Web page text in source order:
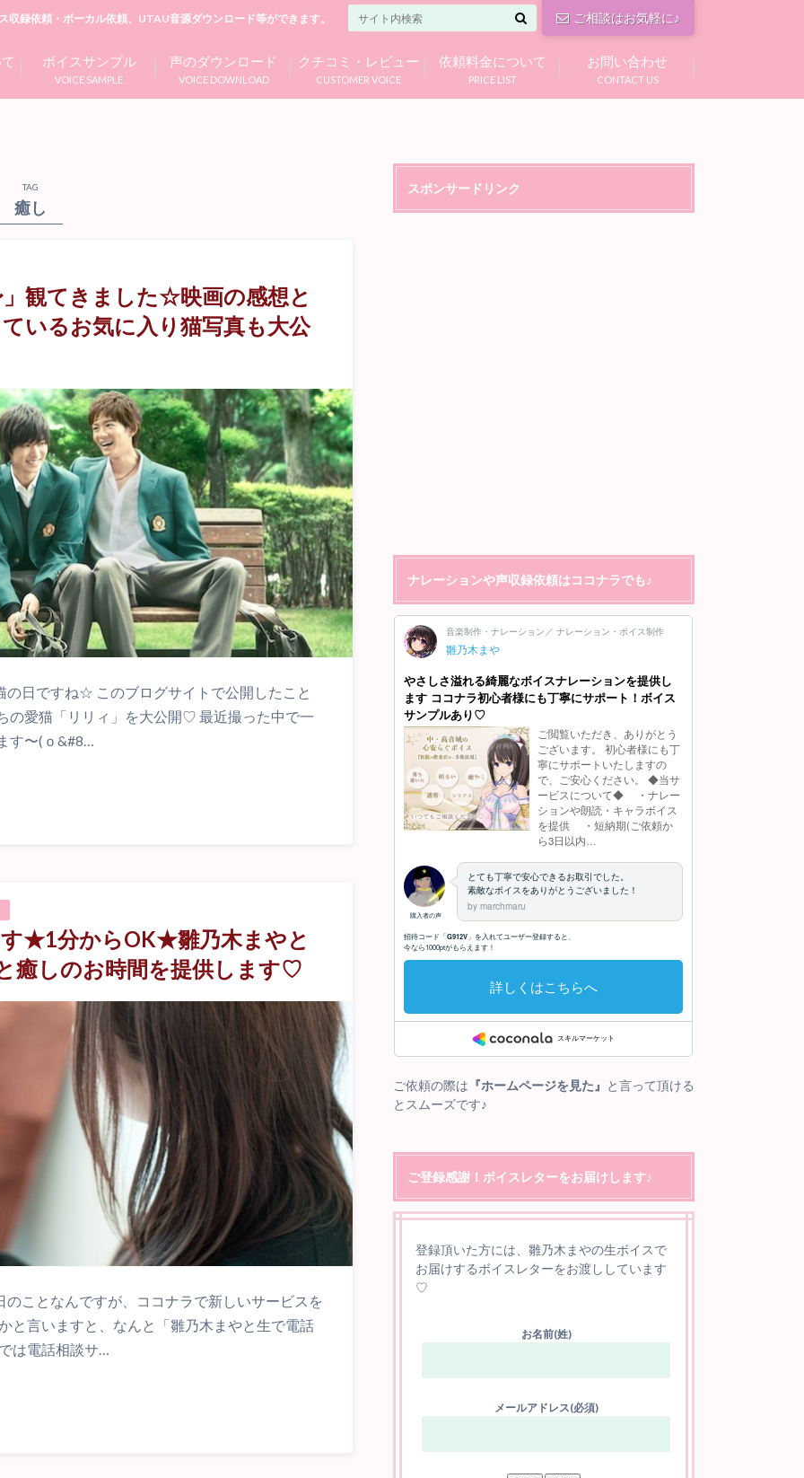
録依頼・ボーカル依頼、UTAU音源ダウンロード等ができます。 ご相談はお気軽に♪
VOICE SAMPLE
ボイスサンプル
VOICE DOWNLOAD
声のダウンロード
CUSTOMER VOICE
クチコミ・レビュー
PRICE LIST
依頼料金について
CONTACT US
お問い合わせ
TAG
癒し
観てきました☆映画の感想と
いるお気に入り猫写真も大公
日ですね☆ このブログサイトで公開したこと
の愛猫「リリィ」を大公開♡ 最近撮った中で一
す〜(ｏ&#8…
★1分からOK★雛乃木まやと
癒しのお時間を提供します♡
ことなんですが、ココナラで新しいサービスを
と言いますと、なんと「雛乃木まやと生で電話
は電話相談サ…
スポンサードリンク
ナレーションや声収録依頼はココナラでも♪
ご依頼の際は 『ホームページを見た』 と言って頂ける
とスムーズです♪
ご登録感謝！ボイスレターをお届けします♪
登録頂いた方には、雛乃木まやの生ボイスで
お届けするボイスレターをお渡ししています
♡
お名前(姓)
メールアドレス(必須)